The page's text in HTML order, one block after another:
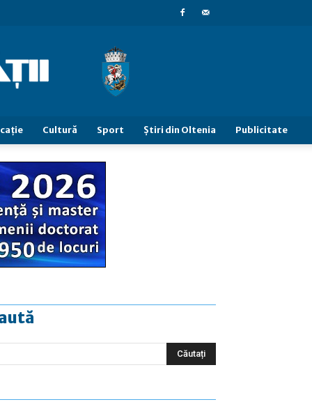
Cultură Sport Știri din Oltenia Publicitate